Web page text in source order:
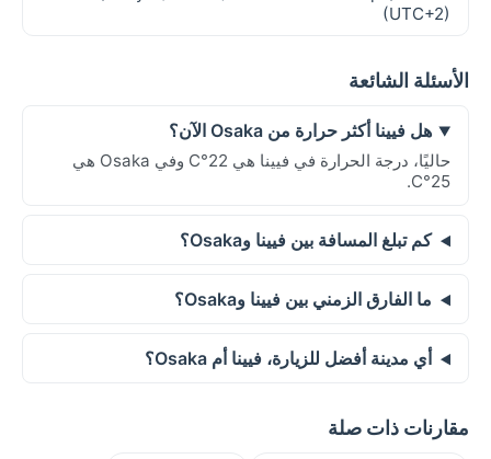
(UTC+2)
الأسئلة الشائعة
هل فيينا أكثر حرارة من Osaka الآن؟
حاليًا، درجة الحرارة في فيينا هي 22°C وفي Osaka هي
25°C.
كم تبلغ المسافة بين فيينا وOsaka؟
ما الفارق الزمني بين فيينا وOsaka؟
أي مدينة أفضل للزيارة، فيينا أم Osaka؟
مقارنات ذات صلة